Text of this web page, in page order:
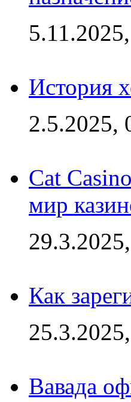
История
2.5.2025,
Cat
мир
Как
Вавада